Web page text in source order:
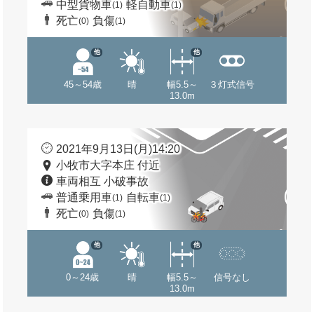
中型貨物車(1) 軽自動車(1)
死亡(0) 負傷(1)
45～54歳
他
晴
幅5.5～
13.0m
他
３灯式信号
2021年9月13日(月)14:20
小牧市大字本庄 付近
車両相互 小破事故
普通乗用車(1) 自転車(1)
死亡(0) 負傷(1)
0～24歳
他
晴
幅5.5～
13.0m
他
信号なし